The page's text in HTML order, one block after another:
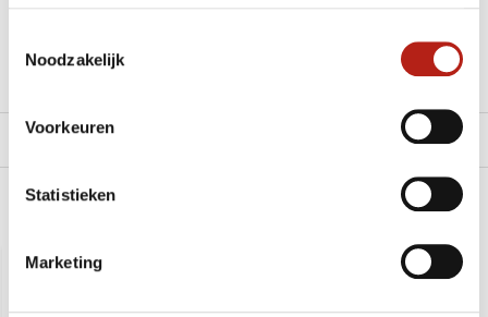
Noodzakelijk
Voorkeuren
Statistieken
Marketing
Levering en retour